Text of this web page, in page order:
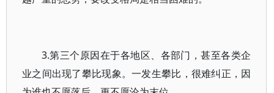
3.第三个原因在于各地区、各部门，甚至各类企
业之间出现了攀比现象。一发生攀比，很难纠正，因